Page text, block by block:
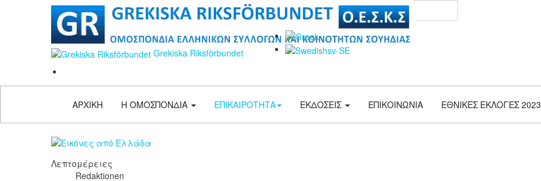
Grekiska Riksförbundet
Αναζήτηση...
ΑΡΧΙΚΗ Η ΟΜΟΣΠΟΝΔΙΑ ΕΠΙΚΑΙΡΟΤΗΤΑ ΕΚΔΟΣΕΙΣ ΕΠΙΚΟΙΝΩΝΙΑ ΕΘΝΙΚΕΣ ΕΚΛΟΓΕΣ 2023
Λεπτομέρειες
Redaktionen